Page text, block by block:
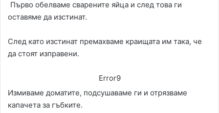
Първо обелваме сварените яйца и след това ги
оставяме да изстинат.
След като изстинат премахваме краищата им така, че
да стоят изправени.
Error9
Измиваме доматите, подсушаваме ги и отрязваме
капачета за гъбките.